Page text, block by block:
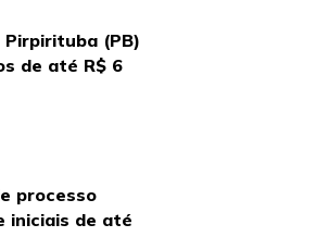
(PB)
de até R$ 6
processo
iniciais de até